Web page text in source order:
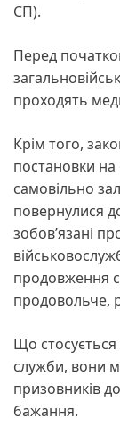
СП).
Перед
проходять
Крім того,
постановки на
самовільно
повернулися
зобов’язані
продовження
продовольче,
Що стосується
служби, вони
призовників
бажання.